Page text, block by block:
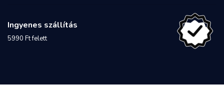
Ingyenes szállítás
5990 Ft felett